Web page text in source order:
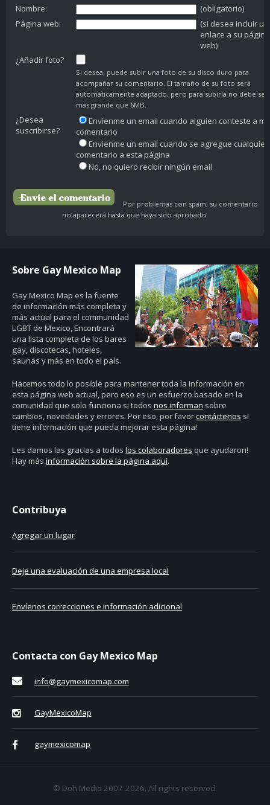
Nombre:
(obligatorio)
Página web:
(si desea incluir un
enlace a su página
web)
¿Añadir foto?
Si desea, puede subir una foto de su disco duro para
acompañar su comentario. El tamaño de su foto será
automáticamente adaptado, pero para subirla no debe ser
más grande que 6MB.
¿Desea
suscribirse?
Envíenme un email cuando alguien conteste a mi
comentario
Envíenme un email cuando se agregue cualquier
comentario a esta página
No, no quiero recibir ningún email.
Por problemas con spam, su comentario
no aparecerá hasta que haya sido aprobado.
Sobre Gay Mexico Map
Gay Mexico Map es la fuente
de información más completa y
más actual para el communidad
LGBT de Mexico, Encontrará
una lista completa de los bares
gay, discotecas, hoteles,
saunas y más en todo el país.
Hacemos todo lo posible para mantener toda la información en
esta página web actual, pero eso es un esfuerzo basado en la
comunidad que solo funciona si todos nos informan sobre
cambios, novedades y errores. Por eso, por favorcontáctenos si
tiene información que pueda mejorar esta página!
Les damos las gracias a todos los colaboradores que ayudaron!
Hay más información sobre la página aquí.
Contribuya
Agregar un lugar
Deje una evaluación de una empresa local
Envíenos correcciones e información adicional
Contacta con Gay Mexico Map
info@gaymexicomap.com
GayMexicoMap
gaymexicomap
© Doh Media 2007-2026. All rights reserved.